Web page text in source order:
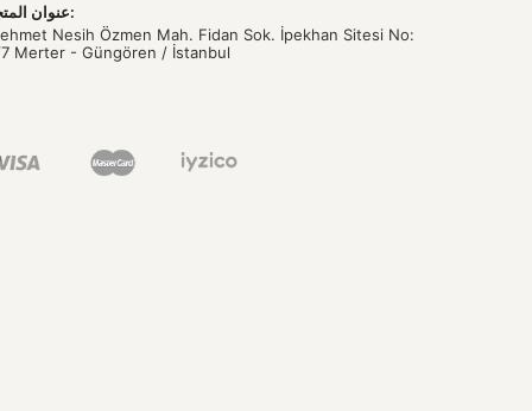
عنوان المتجر:
Nesih Özmen Mah. Fidan Sok. İpekhan Sitesi No:
Merter - Güngören / İstanbul